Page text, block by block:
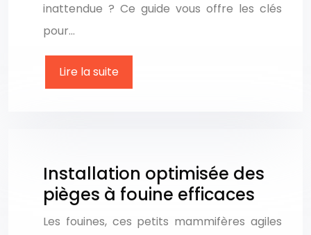
inattendue ? Ce guide vous offre les clés
pour…
Lire la suite
Installation optimisée des
pièges à fouine efficaces
Les fouines, ces petits mammifères agiles